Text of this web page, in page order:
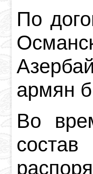
По
армян
Во